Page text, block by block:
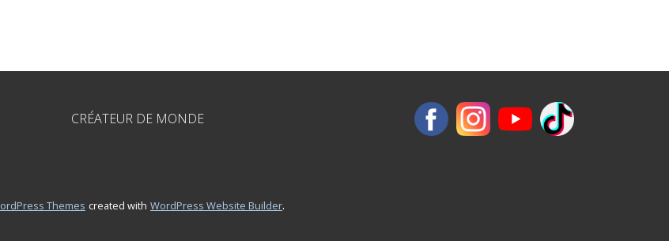
CRÉATEUR DE MONDE
WordPress Themes created with WordPress Website Builder.